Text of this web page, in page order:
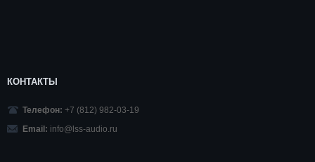
КОНТАКТЫ
Телефон: +7 (812) 982-03-19
Email: info@lss-audio.ru